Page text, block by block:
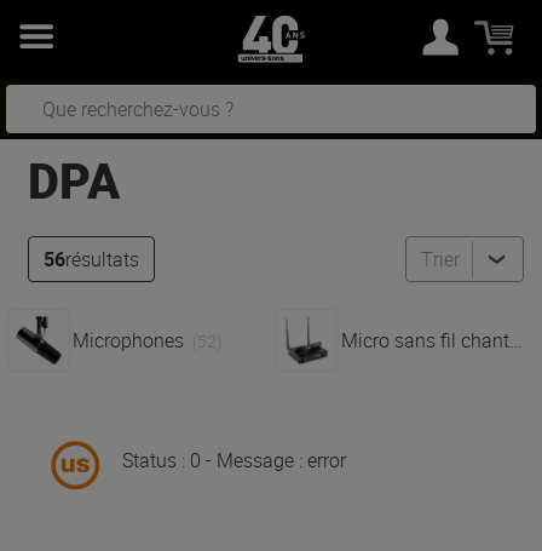
DPA
56résultats Trier
Microphones (52) Micro sans fil chant(4)
Status : 0 - Message : error